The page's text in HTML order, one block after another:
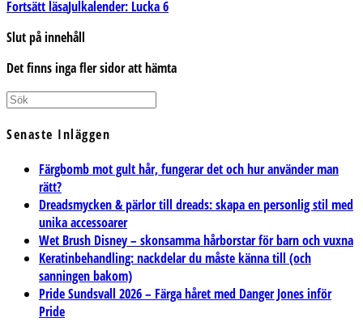
Fortsätt läsaJulkalender: Lucka 6
Slut på innehåll
Det finns inga fler sidor att hämta
Senaste Inläggen
Färgbomb mot gult hår, fungerar det och hur använder man
rätt?
Dreadsmycken & pärlor till dreads: skapa en personlig stil med
unika accessoarer
Wet Brush Disney – skonsamma hårborstar för barn och vuxna
Keratinbehandling: nackdelar du måste känna till (och
sanningen bakom)
Pride Sundsvall 2026 – Färga håret med Danger Jones inför
Pride